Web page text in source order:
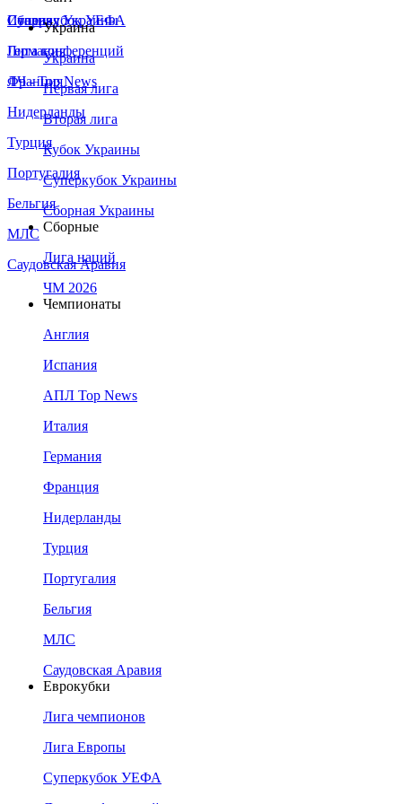
Сборная Украины
Италия
Германия
Франция
Нидерланды
Турция
Португалия
Бельгия
МЛС
Саудовская Аравия
Суперкубок УЕФА
Лига конференций
ЛЧ - Top News
Украина
Украина
Первая лига
Вторая лига
Кубок Украины
Суперкубок Украины
Сборная Украины
Сборные
Лига наций
ЧМ 2026
Чемпионаты
Англия
Испания
АПЛ Top News
Италия
Германия
Франция
Нидерланды
Турция
Португалия
Бельгия
МЛС
Саудовская Аравия
Еврокубки
Лига чемпионов
Лига Европы
Суперкубок УЕФА